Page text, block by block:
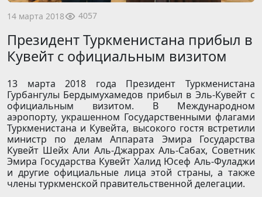
14 марта 2018 4057
Президент Туркменистана прибыл в
Кувейт с официальным визитом
13 марта 2018 года Президент Туркменистана
Гурбангулы Бердымухамедов прибыл в Эль-Кувейт с
официальным визитом. В Международном
аэропорту, украшенном Государственными флагами
Туркменистана и Кувейта, высокого гостя встретили
министр по делам Аппарата Эмира Государства
Кувейт Шейх Али Аль-Джаррах Аль-Сабах, Советник
Эмира Государства Кувейт Халид Юсеф Аль-Фуладжи
и другие официальные лица этой страны, а также
члены туркменской правительственной делегации.